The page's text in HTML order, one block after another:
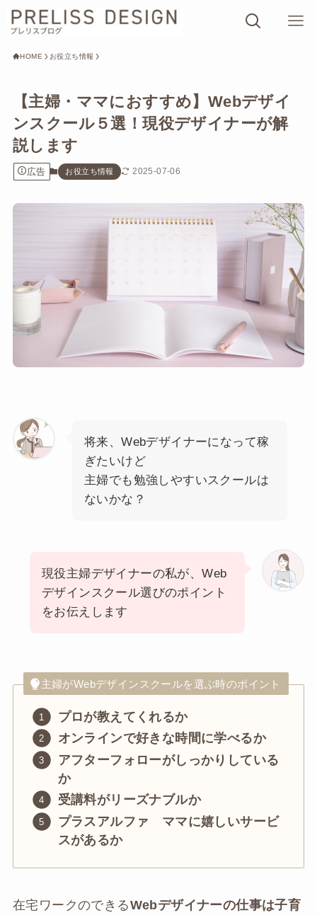
HOME お役立ち情報
【主婦・ママにおすすめ】Webデザイ
ンスクール５選！現役デザイナーが解
説します
広告 お役立ち情報 2025-07-06
将来、Webデザイナーになって稼
ぎたいけど
主婦でも勉強しやすいスクールは
ないかな？
現役主婦デザイナーの私が、Web
デザインスクール選びのポイント
をお伝えします
主婦がWebデザインスクールを選ぶ時のポイント
プロが教えてくれるか
オンラインで好きな時間に学べるか
アフターフォローがしっかりしている
か
受講料がリーズナブルか
プラスアルファ ママに嬉しいサービ
スがあるか
在宅ワークのできるWebデザイナーの仕事は子育